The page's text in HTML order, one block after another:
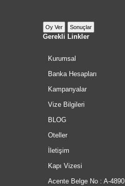
Gerekli Linkler
Kurumsal
Banka Hesapları
Kampanyalar
Vize Bilgileri
BLOG
Oteller
İletişim
Kapı Vizesi
Acente Belge No : A-4890